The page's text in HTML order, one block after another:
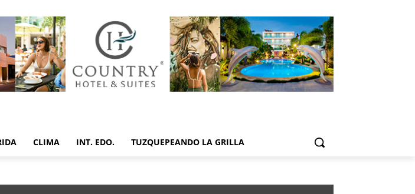
CLIMA INT. EDO. TUZQUEPEANDO LA GRILLA